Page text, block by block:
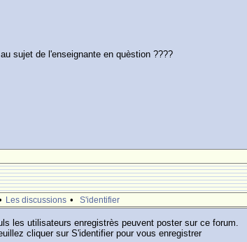
sujet de l'enseignante en quèstion ????
Les discussions • S'identifier
les utilisateurs enregistrès peuvent poster sur ce forum.
cliquer sur S'identifier pour vous enregistrer